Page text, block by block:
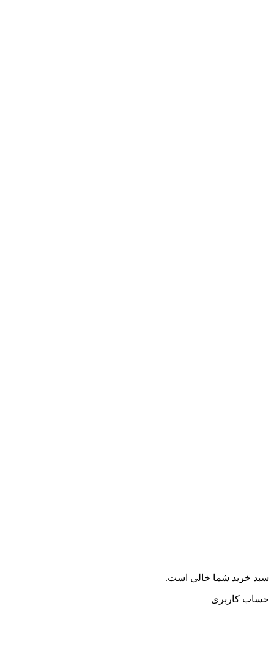
سبد خرید شما خالی است.
حساب کاربری